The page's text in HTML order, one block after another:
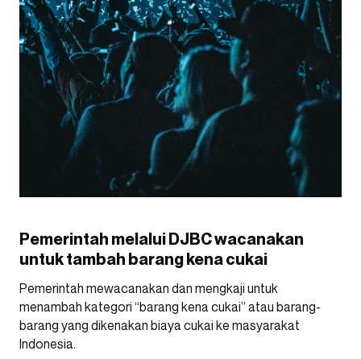
Pemerintah melalui DJBC wacanakan
untuk tambah barang kena cukai
Pemerintah mewacanakan dan mengkaji untuk
menambah kategori “barang kena cukai” atau barang-
barang yang dikenakan biaya cukai ke masyarakat
Indonesia.